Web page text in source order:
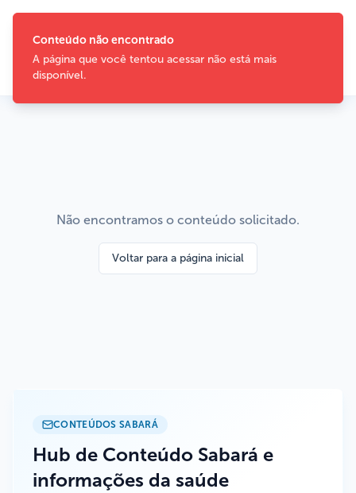
Não encontramos o conteúdo solicitado.
Voltar para a página inicial
CONTEÚDOS SABARÁ
Hub de Conteúdo Sabará e
informações da saúde